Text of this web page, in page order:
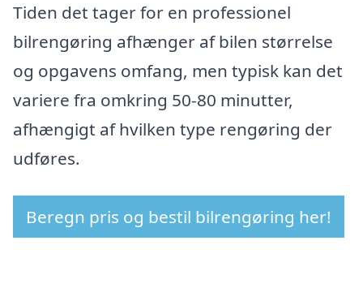
Tiden det tager for en professionel
bilrengøring afhænger af bilen størrelse
og opgavens omfang, men typisk kan det
variere fra omkring 50-80 minutter,
afhængigt af hvilken type rengøring der
udføres.
Beregn pris og bestil bilrengøring her!